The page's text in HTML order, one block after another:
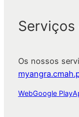
Serviços
Os nossos
WebGoogle Play